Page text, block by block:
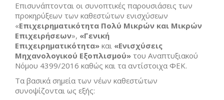
Επισυνάπτονται οι συνοπτικές παρουσιάσεις των
προκηρύξεων των καθεστώτων ενισχύσεων
«Επιχειρηματικότητα Πολύ Μικρών και Μικρών
Επιχειρήσεων», «Γενική
Επιχειρηματικότητα» και «Ενισχύσεις
Μηχανολογικού Εξοπλισμού» του Αναπτυξιακού
Νόμου 4399/2016 καθώς και τα αντίστοιχα ΦΕΚ.
Τα βασικά σημεία των νέων καθεστώτων
συνοψίζονται ως εξής: